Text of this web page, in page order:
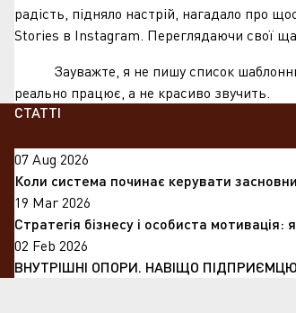
радість, підняло настрій, нагадало про
Stories в Instagram. Переглядаючи свої
Зауважте, я не пишу список шаблонних
реально працює, а не красиво звучить.
СТАТТІ
07 Aug 2026
Коли система починає керувати
19 Mar 2026
Стратегія бізнесу і особиста
02 Feb 2026
ВНУТРІШНІ ОПОРИ. НАВІЩО